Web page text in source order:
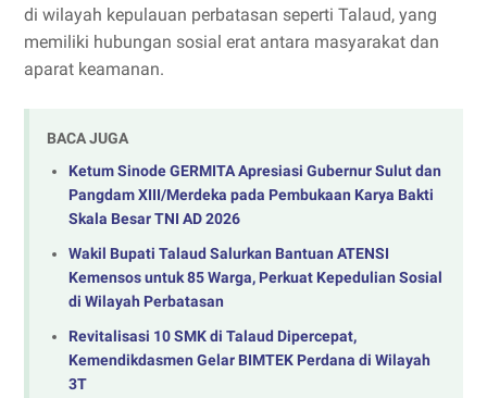
di wilayah kepulauan perbatasan seperti Talaud, yang
memiliki hubungan sosial erat antara masyarakat dan
aparat keamanan.
BACA JUGA
Ketum Sinode GERMITA Apresiasi Gubernur Sulut dan
Pangdam XIII/Merdeka pada Pembukaan Karya Bakti
Skala Besar TNI AD 2026
Wakil Bupati Talaud Salurkan Bantuan ATENSI
Kemensos untuk 85 Warga, Perkuat Kepedulian Sosial
di Wilayah Perbatasan
Revitalisasi 10 SMK di Talaud Dipercepat,
Kemendikdasmen Gelar BIMTEK Perdana di Wilayah
3T